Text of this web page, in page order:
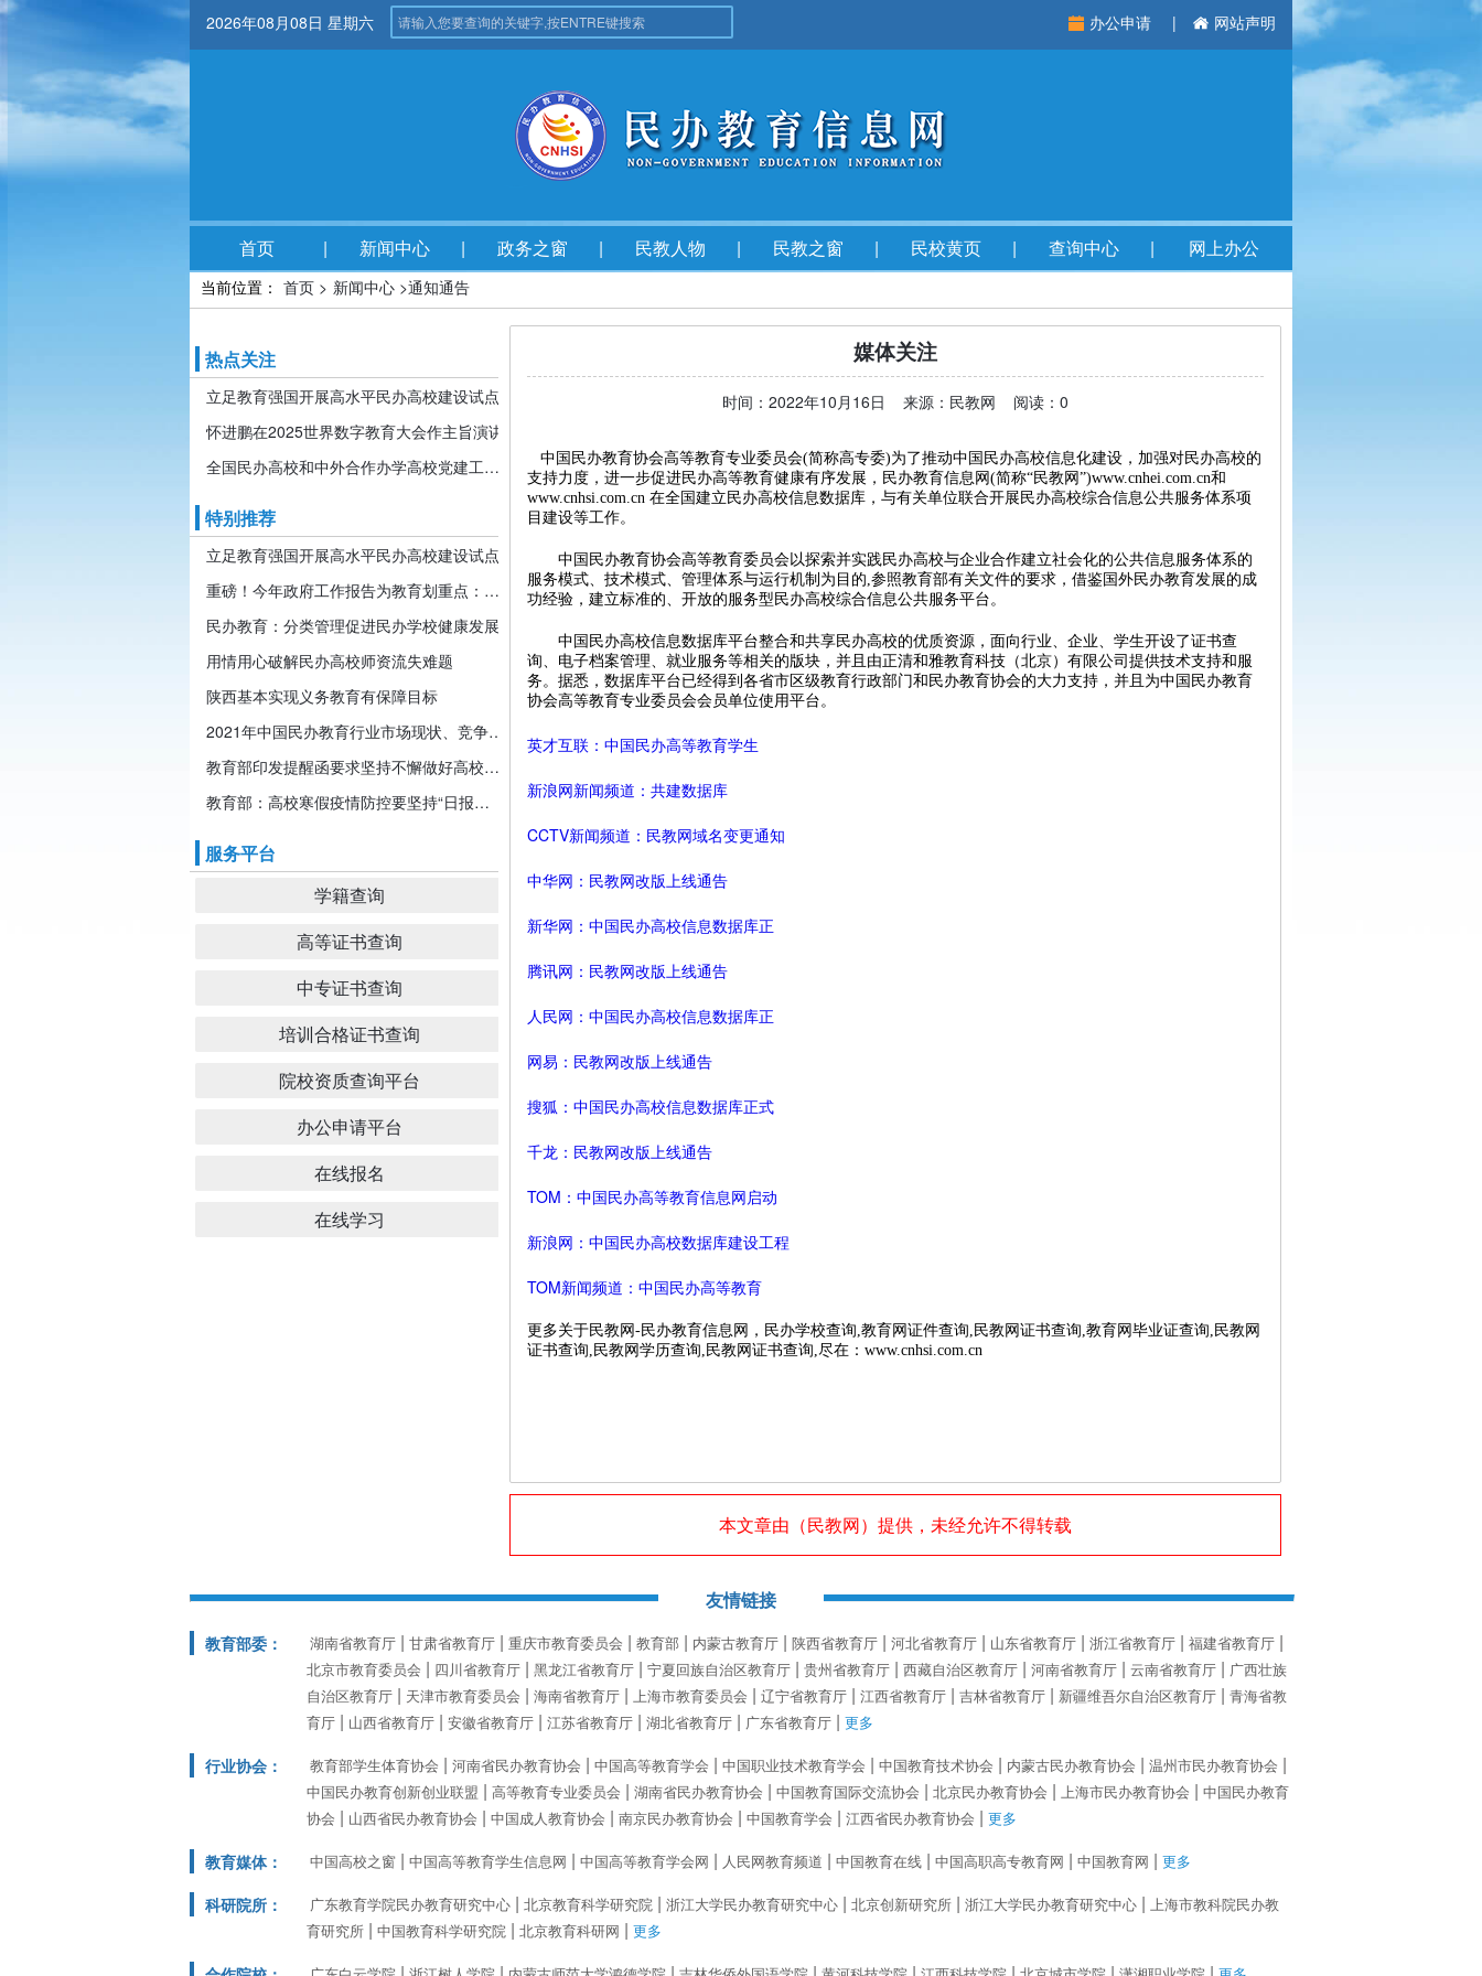
2026年08月08日 星期六 办公申请 网站声明
首页 新闻中心 政务之窗 民教人物 民教之窗 民校黄页 查询中心 网上办公
当前位置： 首页 > 新闻中心 >通知通告
热点关注
立足教育强国开展高水平民办高校建设试点
怀进鹏在2025世界数字教育大会作主旨演讲
全国民办高校和中外合作办学高校党建工作推进会暨引导规范民办教育发展年度会在京召开
特别推荐
立足教育强国开展高水平民办高校建设试点
重磅！今年政府工作报告为教育划重点：发展更加公平更高质量的教育！
民办教育：分类管理促进民办学校健康发展
用情用心破解民办高校师资流失难题
陕西基本实现义务教育有保障目标
2021年中国民办教育行业市场现状、竞争格局及发展前景分析 机构规模或将持续扩张
教育部印发提醒函要求坚持不懈做好高校寒假期间疫情防控工作
教育部：高校寒假疫情防控要坚持“日报告”“零报告”
服务平台
学籍查询
高等证书查询
中专证书查询
培训合格证书查询
院校资质查询平台
办公申请平台
在线报名
在线学习
媒体关注
时间：2022年10月16日 来源：民教网 阅读：0
中国民办教育协会高等教育专业委员会(简称高专委)为了推动中国民办高校信息化建设，加强对民办高校的
支持力度，进一步促进民办高等教育健康有序发展，民办教育信息网(简称“民教网”)www.cnhei.com.cn和
www.cnhsi.com.cn 在全国建立民办高校信息数据库，与有关单位联合开展民办高校综合信息公共服务体系项
目建设等工作。
中国民办教育协会高等教育委员会以探索并实践民办高校与企业合作建立社会化的公共信息服务体系的
服务模式、技术模式、管理体系与运行机制为目的,参照教育部有关文件的要求，借鉴国外民办教育发展的成
功经验，建立标准的、开放的服务型民办高校综合信息公共服务平台。
中国民办高校信息数据库平台整合和共享民办高校的优质资源，面向行业、企业、学生开设了证书查
询、电子档案管理、就业服务等相关的版块，并且由正清和雅教育科技（北京）有限公司提供技术支持和服
务。据悉，数据库平台已经得到各省市区级教育行政部门和民办教育协会的大力支持，并且为中国民办教育
协会高等教育专业委员会会员单位使用平台。
英才互联：中国民办高等教育学生
新浪网新闻频道：共建数据库
CCTV新闻频道：民教网域名变更通知
中华网：民教网改版上线通告
新华网：中国民办高校信息数据库正
腾讯网：民教网改版上线通告
人民网：中国民办高校信息数据库正
网易 ：民教网改版上线通告
搜狐：中国民办高校信息数据库正式
千龙 ：民教网改版上线通告
TOM ：中国民办高等教育信息网启动
新浪网：中国民办高校数据库建设工程
TOM新闻频道：中国民办高等教育
更多关于民教网-民办教育信息网，民办学校查询,教育网证件查询,民教网证书查询,教育网毕业证查询,民教网
证书查询,民教网学历查询,民教网证书查询,尽在：www.cnhsi.com.cn
本文章由（民教网）提供，未经允许不得转载
友情链接
教育部委： 湖南省教育厅 甘肃省教育厅 重庆市教育委员会 教育部 内蒙古教育厅 陕西省教育厅 河北省教育厅 山东省教育厅 浙江省教育厅
福建省教育厅
北京市教育委员会
四川省教育厅 黑龙江省教育厅 宁夏回族自治区教育厅 贵州省教育厅 西藏自治区教育厅 河南省教育厅 云南省教育厅
广西壮族
自治区教育厅
天津市教育委员会 海南省教育厅 上海市教育委员会 辽宁省教育厅 江西省教育厅 吉林省教育厅 新疆维吾尔自治区教育厅
青海省教
育厅
山西省教育厅 安徽省教育厅 江苏省教育厅 湖北省教育厅 广东省教育厅 更多
行业协会： 教育部学生体育协会 河南省民办教育协会 中国高等教育学会 中国职业技术教育学会 中国教育技术协会 内蒙古民办教育协会
温州市民办教育协会
中国民办教育创新创业联盟
高等教育专业委员会 湖南省民办教育协会 中国教育国际交流协会 北京民办教育协会 上海市民办教育协会
中国民办教育
协会
山西省民办教育协会 中国成人教育协会 南京民办教育协会 中国教育学会 江西省民办教育协会 更多
教育媒体： 中国高校之窗 中国高等教育学生信息网 中国高等教育学会网 人民网教育频道 中国教育在线 中国高职高专教育网 中国教育网 更多
科研院所： 广东教育学院民办教育研究中心 北京教育科学研究院 浙江大学民办教育研究中心 北京创新研究所 浙江大学民办教育研究中心
上海市教科院民办教
育研究所
中国教育科学研究院 北京教育科研网 更多